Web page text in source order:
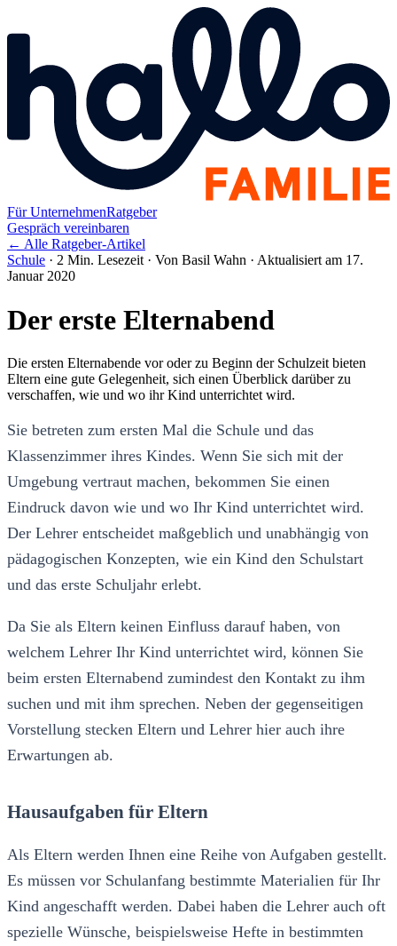
Für UnternehmenRatgeber
Gespräch vereinbaren
← Alle Ratgeber-Artikel
Schule · 2 Min. Lesezeit · Von Basil Wahn · Aktualisiert am 17.
Januar 2020
Der erste Elternabend
Die ersten Elternabende vor oder zu Beginn der Schulzeit bieten
Eltern eine gute Gelegenheit, sich einen Überblick darüber zu
verschaffen, wie und wo ihr Kind unterrichtet wird.
Sie betreten zum ersten Mal die Schule und das
Klassenzimmer ihres Kindes. Wenn Sie sich mit der
Umgebung vertraut machen, bekommen Sie einen
Eindruck davon wie und wo Ihr Kind unterrichtet wird.
Der Lehrer entscheidet maßgeblich und unabhängig von
pädagogischen Konzepten, wie ein Kind den Schulstart
und das erste Schuljahr erlebt.
Da Sie als Eltern keinen Einfluss darauf haben, von
welchem Lehrer Ihr Kind unterrichtet wird, können Sie
beim ersten Elternabend zumindest den Kontakt zu ihm
suchen und mit ihm sprechen. Neben der gegenseitigen
Vorstellung stecken Eltern und Lehrer hier auch ihre
Erwartungen ab.
Hausaufgaben für Eltern
Als Eltern werden Ihnen eine Reihe von Aufgaben gestellt.
Es müssen vor Schulanfang bestimmte Materialien für Ihr
Kind angeschafft werden. Dabei haben die Lehrer auch oft
spezielle Wünsche, beispielsweise Hefte in bestimmten